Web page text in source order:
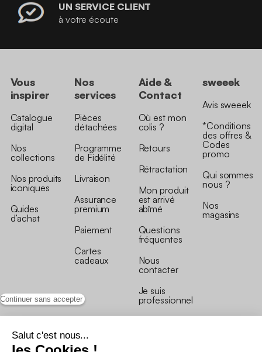
Continuer sans accepter
Salut c'est nous...
UN SERVICE CLIENT
à votre écoute
Vous
inspirer
Catalogue
digital
Nos
collections
Nos produits
iconiques
Guides
d’achat
Nos
services
Pièces
détachées
Programme
de Fidélité
Livraison
Assurance
premium
Paiement
Cartes
cadeaux
Aide &
Contact
Où est mon
colis ?
Retours
Rétractation
Mon produit
est arrivé
abîmé
Questions
fréquentes
Nous
contacter
Je suis
professionnel
sweeek
Avis sweeek
*Conditions
des offres &
Codes
promo
Qui sommes
nous ?
Nos
magasins